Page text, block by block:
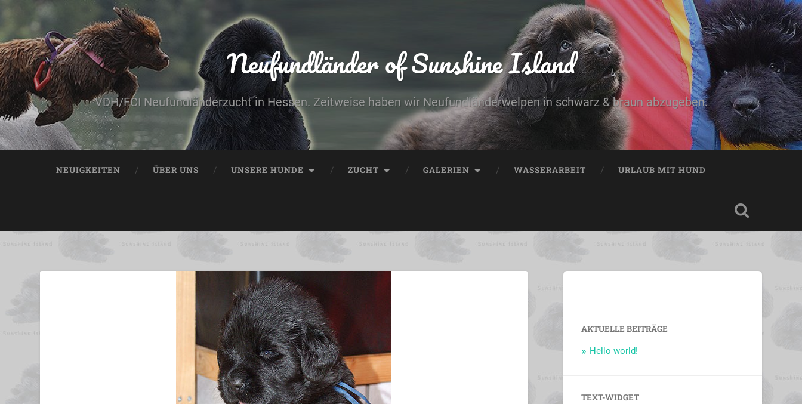
Neufundländer of Sunshine Island
VDH/FCI Neufundländerzucht in Hessen. Zeitweise haben wir Neufundländerwelpen in schwarz & braun abzugeben.
NEUIGKEITEN ÜBER UNS UNSERE HUNDE ZUCHT GALERIEN WASSERARBEIT URLAUB MIT HUND
AKTUELLE BEITRÄGE
Hello world!
TEXT-WIDGET